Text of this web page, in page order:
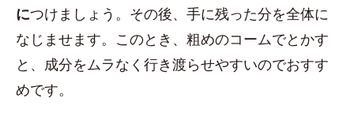
につけましょう。その後、手に残った分を全体に
なじませます。このとき、粗めのコームでとかす
と、成分をムラなく行き渡らせやすいのでおすす
めです。